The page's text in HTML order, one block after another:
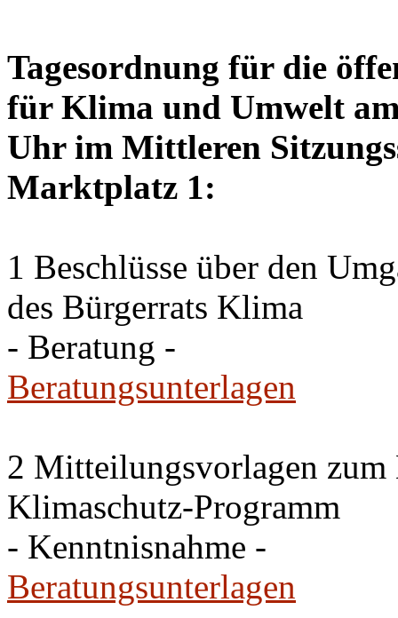
Tagesordnung für die
für Klima und Umwelt
Uhr im Mittleren
Marktplatz 1:
1 Beschlüsse über den
des Bürgerrats Klima
- Beratung -
Beratungsunterlagen
2 Mitteilungsvorlagen zum
Klimaschutz-Programm
- Kenntnisnahme -
Beratungsunterlagen